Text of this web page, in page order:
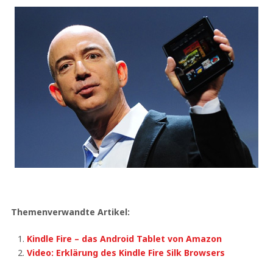
Themenverwandte Artikel:
Kindle Fire – das Android Tablet von Amazon
Video: Erklärung des Kindle Fire Silk Browsers